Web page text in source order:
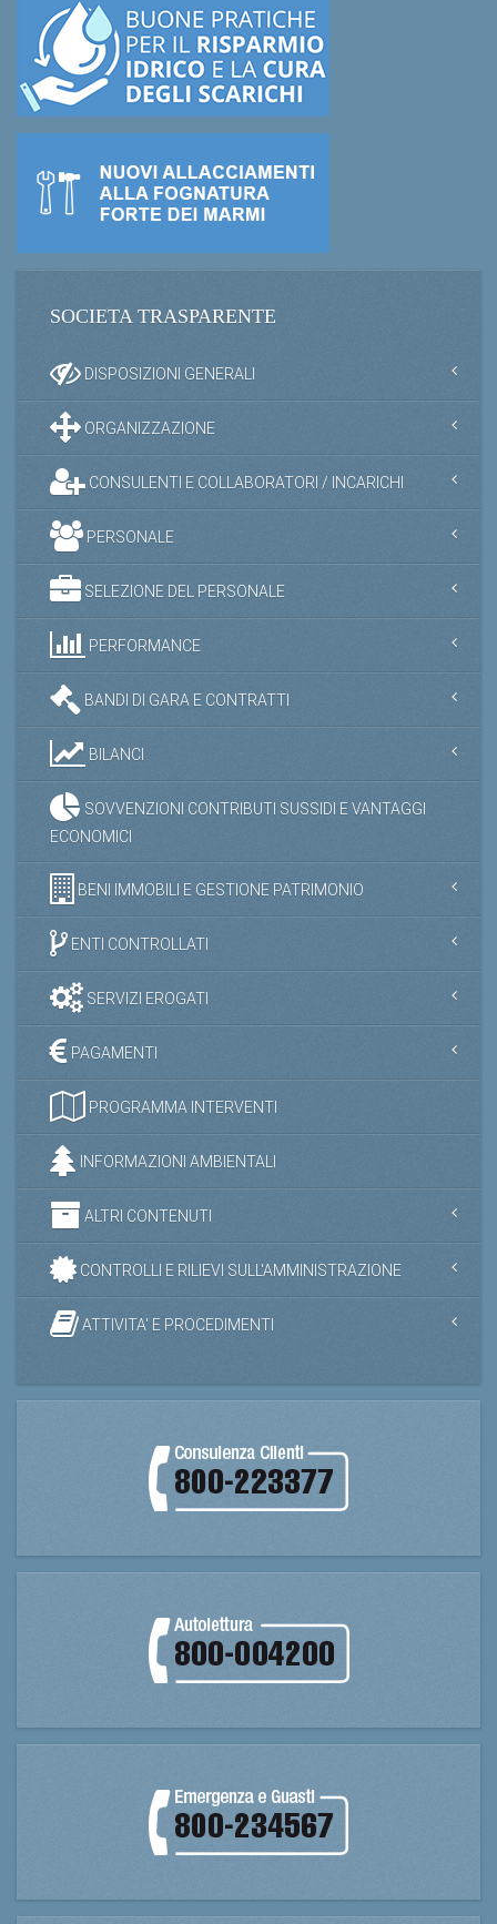
SOCIETA TRASPARENTE
DISPOSIZIONI GENERALI
ORGANIZZAZIONE
CONSULENTI E COLLABORATORI / INCARICHI
PERSONALE
SELEZIONE DEL PERSONALE
PERFORMANCE
BANDI DI GARA E CONTRATTI
BILANCI
SOVVENZIONI CONTRIBUTI SUSSIDI E VANTAGGI
ECONOMICI
BENI IMMOBILI E GESTIONE PATRIMONIO
ENTI CONTROLLATI
SERVIZI EROGATI
PAGAMENTI
PROGRAMMA INTERVENTI
INFORMAZIONI AMBIENTALI
ALTRI CONTENUTI
CONTROLLI E RILIEVI SULL'AMMINISTRAZIONE
ATTIVITA' E PROCEDIMENTI